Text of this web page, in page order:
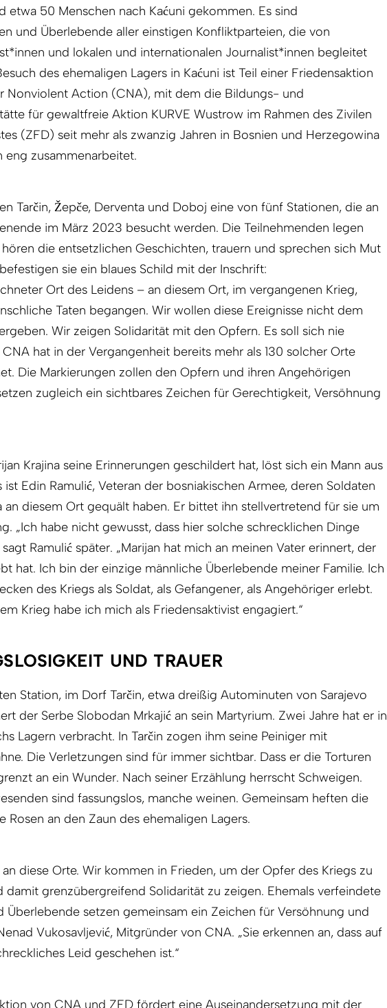
etwa 50 Menschen nach Kaćuni gekommen. Es sind
und Überlebende aller einstigen Konfliktparteien, die von
und lokalen und internationalen Journalist*innen begleitet
des ehemaligen Lagers in Kaćuni ist Teil einer Friedensaktion
Nonviolent Action (CNA), mit dem die Bildungs- und
für gewaltfreie Aktion KURVE Wustrow im Rahmen des Zivilen
(ZFD) seit mehr als zwanzig Jahren in Bosnien und Herzegowina
eng zusammenarbeitet.
Tarčin, Žepče, Derventa und Doboj eine von fünf Stationen, die an
im März 2023 besucht werden. Die Teilnehmenden legen
hören die entsetzlichen Geschichten, trauern und sprechen sich Mut
sie ein blaues Schild mit der Inschrift:
Ort des Leidens – an diesem Ort, im vergangenen Krieg,
Taten begangen. Wir wollen diese Ereignisse nicht dem
Wir zeigen Solidarität mit den Opfern. Es soll sich nie
hat in der Vergangenheit bereits mehr als 130 solcher Orte
Die Markierungen zollen den Opfern und ihren Angehörigen
zugleich ein sichtbares Zeichen für Gerechtigkeit, Versöhnung
Krajina seine Erinnerungen geschildert hat, löst sich ein Mann aus
ist Edin Ramulić, Veteran der bosniakischen Armee, deren Soldaten
an diesem Ort gequält haben. Er bittet ihn stellvertretend für sie um
„Ich habe nicht gewusst, dass hier solche schrecklichen Dinge
sagt Ramulić später. „Marijan hat mich an meinen Vater erinnert, der
hat. Ich bin der einzige männliche Überlebende meiner Familie. Ich
des Kriegs als Soldat, als Gefangener, als Angehöriger erlebt.
Krieg habe ich mich als Friedensaktivist engagiert.“
UND TRAUER
Station, im Dorf Tarčin, etwa dreißig Autominuten von Sarajevo
der Serbe Slobodan Mrkajić an sein Martyrium. Zwei Jahre hat er in
Lagern verbracht. In Tarčin zogen ihm seine Peiniger mit
Die Verletzungen sind für immer sichtbar. Dass er die Torturen
an ein Wunder. Nach seiner Erzählung herrscht Schweigen.
sind fassungslos, manche weinen. Gemeinsam heften die
Rosen an den Zaun des ehemaligen Lagers.
diese Orte. Wir kommen in Frieden, um der Opfer des Kriegs zu
damit grenzübergreifend Solidarität zu zeigen. Ehemals verfeindete
Überlebende setzen gemeinsam ein Zeichen für Versöhnung und
Vukosavljević, Mitgründer von CNA. „Sie erkennen an, dass auf
Leid geschehen ist.“
von CNA und ZFD fördert eine Auseinandersetzung mit der